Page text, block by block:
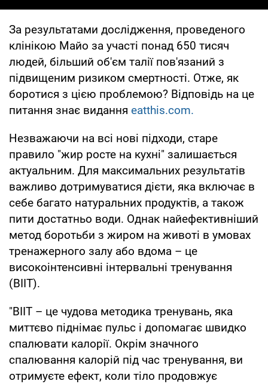
За результатами дослідження, проведеного
клінікою Майо за участі понад 650 тисяч
людей, більший об'єм талії пов'язаний з
підвищеним ризиком смертності. Отже, як
боротися з цією проблемою? Відповідь на це
питання знає видання eatthis.com.
Незважаючи на всі нові підходи, старе
правило "жир росте на кухні" залишається
актуальним. Для максимальних результатів
важливо дотримуватися дієти, яка включає в
себе багато натуральних продуктів, а також
пити достатньо води. Однак найефективніший
метод боротьби з жиром на животі в умовах
тренажерного залу або вдома – це
високоінтенсивні інтервальні тренування
(ВIIT).
"ВIIT – це чудова методика тренувань, яка
миттєво піднімає пульс і допомагає швидко
спалювати калорії. Окрім значного
спалювання калорій під час тренування, ви
отримуєте ефект, коли тіло продовжує